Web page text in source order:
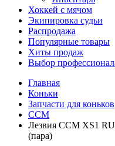
Хоккей с мячом
Экипировка судьи
Распродажа
Популярные товары
Хиты продаж
Выбор
Главная
Коньки
Запчасти для коньков
CCM
Лезвия CCM XS1
(пара)